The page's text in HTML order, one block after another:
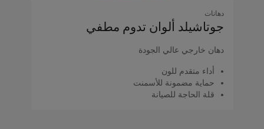
دهانات
جوتاشيلد ألوان تدوم مطفي
دهان خارجي عالي الجودة
أداء متقدم للون
حماية مضمونة للأسمنت
قلة الحاجة للصيانة